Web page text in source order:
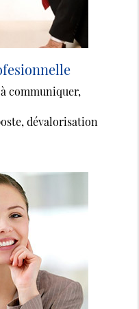
communiquer,
dévalorisation